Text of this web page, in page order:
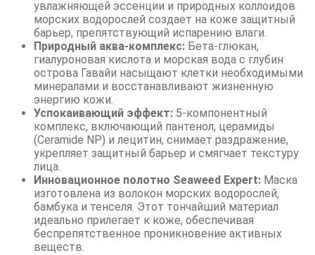
увлажняющей эссенции и природных коллоидов
морских водорослей создает на коже защитный
барьер, препятствующий испарению влаги.
Природный аква-комплекс: Бета-глюкан,
гиалуроновая кислота и морская вода с глубин
острова Гавайи насыщают клетки необходимыми
минералами и восстанавливают жизненную
энергию кожи.
Успокаивающий эффект: 5-компонентный
комплекс, включающий пантенол, церамиды
(Ceramide NP) и лецитин, снимает раздражение,
укрепляет защитный барьер и смягчает текстуру
лица.
Инновационное полотно Seaweed Expert: Маска
изготовлена из волокон морских водорослей,
бамбука и тенселя. Этот тончайший материал
идеально прилегает к коже, обеспечивая
беспрепятственное проникновение активных
веществ.